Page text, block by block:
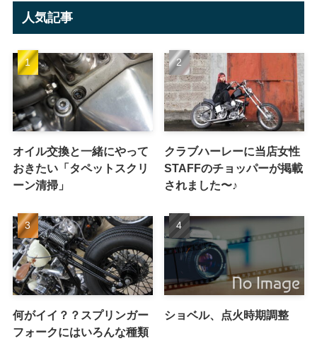
人気記事
オイル交換と一緒にやって
おきたい「タペットスクリ
ーン清掃」
クラブハーレーに当店女性
STAFFのチョッパーが掲載
されました〜♪
何がイイ？？スプリンガー
フォークにはいろんな種類
ショベル、点火時期調整